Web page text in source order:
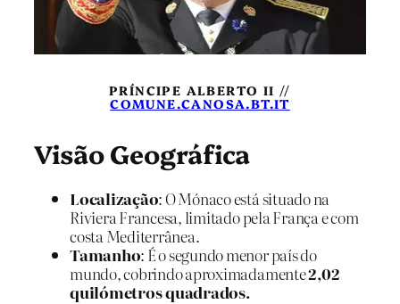
PRÍNCIPE ALBERTO II //
COMUNE.CANOSA.BT.IT
Visão Geográfica
Localização: O Mónaco está situado na
Riviera Francesa, limitado pela França e com
costa Mediterrânea.
Tamanho: É o segundo menor país do
mundo, cobrindo aproximadamente2,02
quilómetros quadrados.